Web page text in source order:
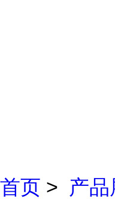
首页 > 产